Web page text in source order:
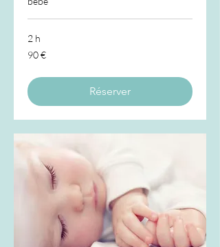
2 h
90
euros
90 €
Réserver